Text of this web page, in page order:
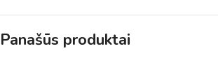
Panašūs produktai